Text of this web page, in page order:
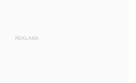
REKLAMA